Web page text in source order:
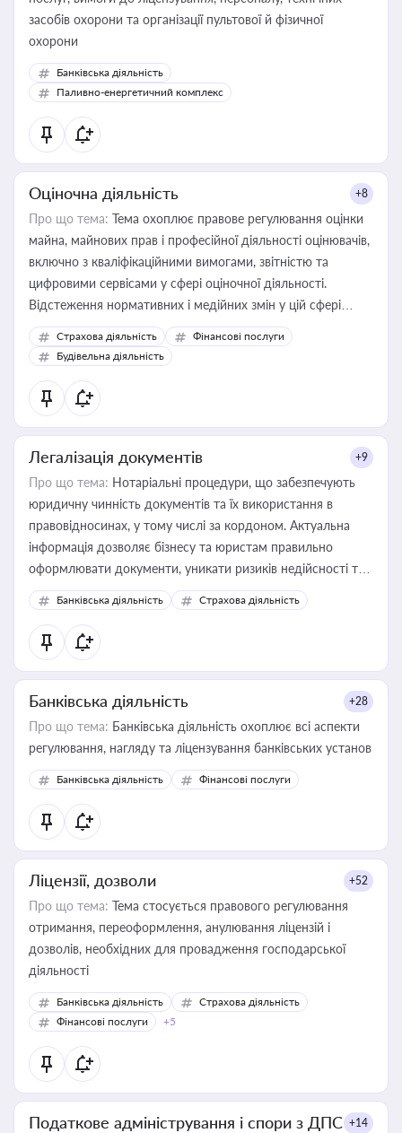
засобів охорони та організації пультової й фізичної
охорони
Банківська діяльність
Паливно-енергетичний комплекс
Оціночна діяльність +8
Про що тема: Тема охоплює правове регулювання оцінки
майна, майнових прав і професійної діяльності оцінювачів,
включно з кваліфікаційними вимогами, звітністю та
цифровими сервісами у сфері оціночної діяльності.
Відстеження нормативних і медійних змін у цій сфері
корисне для власника бізнесу, керівника, юриста або
бухгалтера під час оподаткування, приватизації, оренди
державного майна, корпоративних угод і перевірки
статусу суб'єктів оціночної діяльності
Страхова діяльність
Фінансові послуги
Будівельна діяльність
Легалізація документів +9
Про що тема: Нотаріальні процедури, що забезпечують
юридичну чинність документів та їх використання в
правовідносинах, у тому числі за кордоном. Актуальна
інформація дозволяє бізнесу та юристам правильно
оформлювати документи, уникати ризиків недійсності та
забезпечувати їх належне прийняття органами влади та
контрагентами
Банківська діяльність Страхова діяльність
Банківська діяльність +28
Про що тема: Банківська діяльність охоплює всі аспекти
регулювання, нагляду та ліцензування банківських установ
Банківська діяльність Фінансові послуги
Ліцензії, дозволи +52
Про що тема: Тема стосується правового регулювання
отримання, переоформлення, анулювання ліцензій і
дозволів, необхідних для провадження господарської
діяльності
Банківська діяльність
Страхова діяльність
Фінансові послуги
+5
Податкове адміністрування і спори з ДПС +14